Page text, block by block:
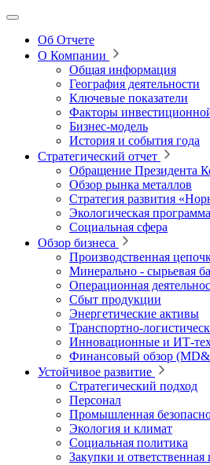
Об Отчете
О Компании
Общая информация
География деятельности
Ключевые показатели
Факторы
Бизнес-модель
История и события года
Стратегический отчет
Обращение Президента
Обзор рынка металлов
Стратегия развития
Экологическая программа
Социальная сфера
Обзор бизнеса
Производственная
Минерально ‑ сырьевая
Операционная
Сбыт продукции
Энергетические активы
Транспортно-
Инновационные и
Финансовый обзор
Устойчивое развитие
Стратегический подход
Персонал
Промышленная
Экология и климат
Социальная политика
Закупки и ответственная